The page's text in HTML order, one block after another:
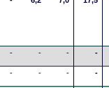
- - - -
- - - -